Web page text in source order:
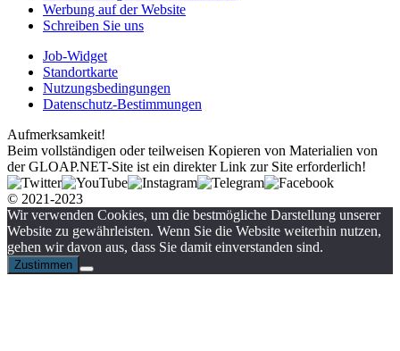
Werbung auf der Website
Schreiben Sie uns
Job-Widget
Standortkarte
Nutzungsbedingungen
Datenschutz-Bestimmungen
Aufmerksamkeit!
Beim vollständigen oder teilweisen Kopieren von Materialien von
der GLOAP.NET-Site ist ein direkter Link zur Site erforderlich!
© 2021-2023
Wir verwenden Cookies, um die bestmögliche Darstellung unserer
Website zu gewährleisten. Wenn Sie die Website weiterhin nutzen,
gehen wir davon aus, dass Sie damit einverstanden sind.
Zustimmen